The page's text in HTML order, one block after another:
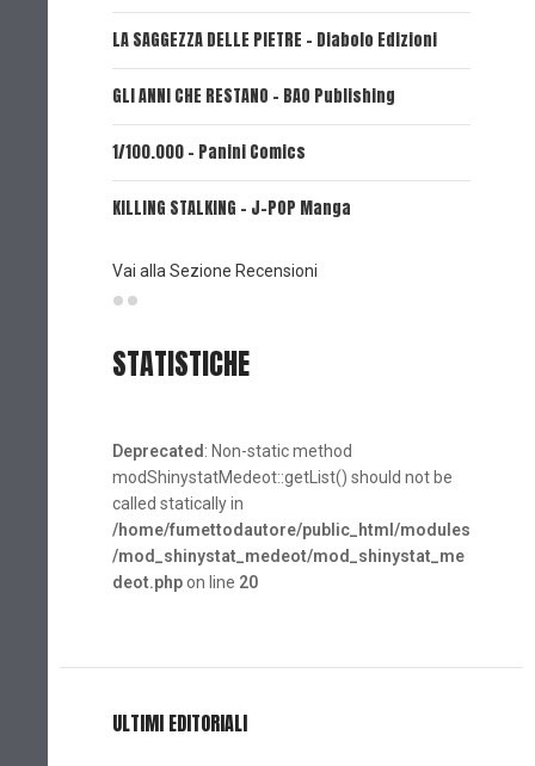
LA SAGGEZZA DELLE PIETRE - Diabolo Edizioni
GLI ANNI CHE RESTANO - BAO Publishing
1/100.000 - Panini Comics
KILLING STALKING - J-POP Manga
Vai alla Sezione Recensioni
STATISTICHE
Deprecated: Non-static method
modShinystatMedeot::getList() should not be
called statically in
/home/fumettodautore/public_html/modules
/mod_shinystat_medeot/mod_shinystat_me
deot.phpon line 20
ULTIMI EDITORIALI